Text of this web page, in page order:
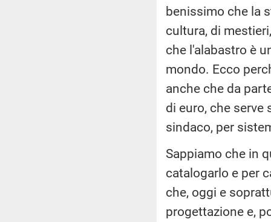
benissimo che la
cultura, di
che l'alabastro è
mondo. Ecco
anche che da
di euro, che serve
sindaco, per
Sappiamo che in
catalogarlo e per
che, oggi e
progettazione e,